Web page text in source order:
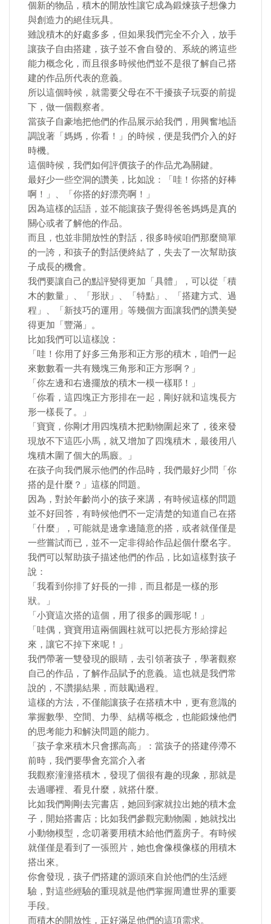
個新的物品，積木的開放性讓它成為鍛煉孩子想像力
與創造力的絕佳玩具。
雖說積木的好處多多，但如果我們完全不介入，放手
讓孩子自由搭建，孩子並不會自發的、系統的將這些
能力概念化，而且很多時候他們並不是很了解自己搭
建的作品所代表的意義。
所以這個時候，就需要父母在不干擾孩子玩耍的前提
下，做一個觀察者。
當孩子自豪地把他們的作品展示給我們，用興奮地語
調說著「媽媽，你看！」的時候，便是我們介入的好
時機。
這個時候，我們如何評價孩子的作品尤為關鍵。
最好少一些空洞的讚美，比如說：「哇！你搭的好棒
啊！」、「你搭的好漂亮啊！」
因為這樣的話語，並不能讓孩子覺得爸爸媽媽是真的
關心或者了解他的作品。
而且，也並非開放性的對話，很多時候咱們那麼簡單
的一誇，和孩子的對話便終結了，失去了一次幫助孩
子成長的機會。
我們要讓自己的點評變得更加「具體」，可以從「積
木的數量」、「形狀」、「特點」、「搭建方式、過
程」、「新技巧的運用」等幾個方面讓我們的讚美變
得更加「豐滿」。
比如我們可以這樣說：
「哇！你用了好多三角形和正方形的積木，咱們一起
來數數看一共有幾塊三角形和正方形啊？」
「你左邊和右邊擺放的積木一模一樣耶！」
「你看，這四塊正方形排在一起，剛好就和這塊長方
形一樣長了。」
「寶寶，你剛才用四塊積木把動物圍起來了，後來發
現放不下這匹小馬，就又增加了四塊積木，最後用八
塊積木圍了個大的馬廄。」
在孩子向我們展示他們的作品時，我們最好少問「你
搭的是什麼？」這樣的問題。
因為，對於年齡尚小的孩子來講，有時候這樣的問題
並不好回答，有時候他們不一定清楚的知道自己在搭
「什麼」，可能就是邊拿邊隨意的搭，或者就僅僅是
一些嘗試而已，並不一定非得給作品起個什麼名字。
我們可以幫助孩子描述他們的作品，比如這樣對孩子
說：
「我看到你排了好長的一排，而且都是一樣的形
狀。」
「小寶這次搭的這個，用了很多的圓形呢！」
「哇偶，寶寶用這兩個圓柱就可以把長方形給撐起
來，讓它不掉下來呢！」
我們帶著一雙發現的眼睛，去引領著孩子，學著觀察
自己的作品，了解作品賦予的意義。這也就是我們常
說的，不讚揚結果，而鼓勵過程。
這樣的方法，不僅能讓孩子在搭積木中，更有意識的
掌握數學、空間、力學、結構等概念，也能鍛煉他們
的思考能力和解決問題的能力。
「孩子拿來積木只會摞高高」：當孩子的搭建停滯不
前時，我們要學會充當介入者
我觀察潼潼搭積木，發現了個很有趣的現象，那就是
去過哪裡、看見什麼，就搭什麼。
比如我們剛剛去完書店，她回到家就拉出她的積木盒
子，開始搭書店；比如我們參觀完動物園，她就找出
小動物模型，念叨著要用積木給他們蓋房子。有時候
就僅僅是看到了一張照片，她也會像模像樣的用積木
搭出來。
你會發現，孩子們搭建的源頭來自於他們的生活經
驗，對這些經驗的重現就是他們掌握周遭世界的重要
手段。
而積木的開放性，正好滿足他們的這項需求。